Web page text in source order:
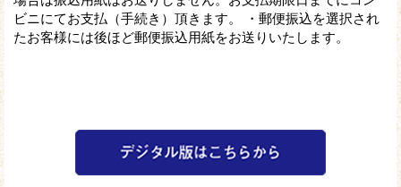
ビニにてお支払（手続き）頂きます。 ・郵便振込を選択され
たお客様には後ほど郵便振込用紙をお送りいたします。